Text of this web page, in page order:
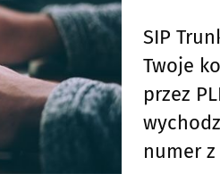
SIP
Twoje
przez
numer